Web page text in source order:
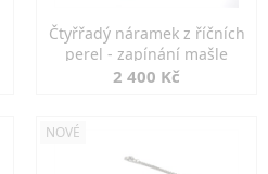
Čtyřřadý náramek z říčních
perel - zapínání mašle
2 400 Kč
NOVÉ